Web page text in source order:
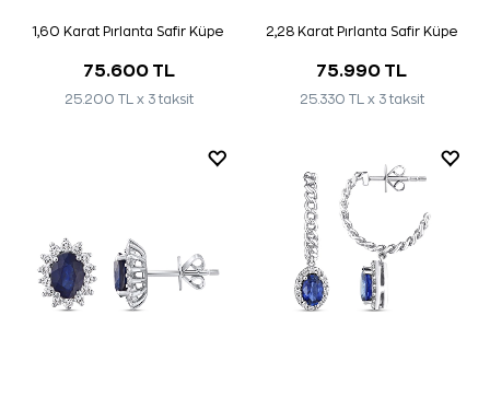
1,60 Karat Pırlanta Safir Küpe
75.600 TL
25.200 TL x 3 taksit
2,28 Karat Pırlanta Safir Küpe
75.990 TL
25.330 TL x 3 taksit